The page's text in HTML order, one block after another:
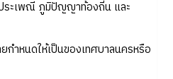
ระเพณี ภูมิปัญญาท้องถิ่น และ
ำหนดให้เป็นของเทศบาลนครหรือ